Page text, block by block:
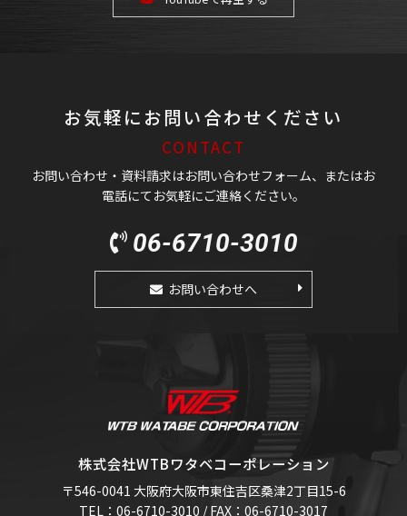
お気軽にお問い合わせください
CONTACT
お問い合わせ・資料請求はお問い合わせフォーム、またはお
電話にてお気軽にご連絡ください。
06-6710-3010
お問い合わせへ
株式会社WTBワタベコーポレーション
〒546-0041 大阪府大阪市東住吉区桑津2丁目15-6
TEL：06-6710-3010 / FAX：06-6710-3017